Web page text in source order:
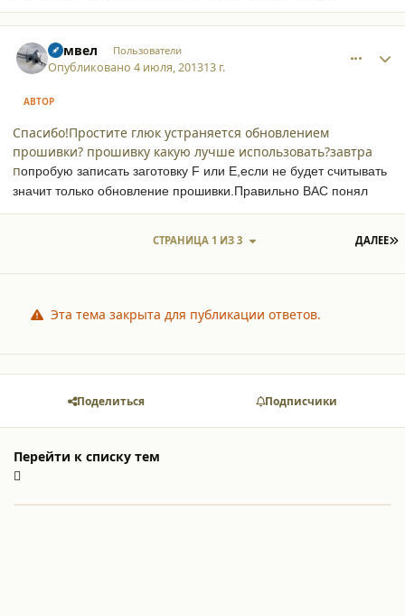
Самвел Пользователи
Опубликовано4 июля, 201313 г.
АВТОР
Спасибо!Простите глюк устраняется обновлением
прошивки? прошивку какую лучше использовать?завтра
попробую записать заготовку F или E,если не будет считывать
значит только обновление прошивки.Правильно ВАС понял
ДАЛЕЕ
СТРАНИЦА 1 ИЗ 3
Эта тема закрыта для публикации ответов.
Поделиться Подписчики
Перейти к списку тем